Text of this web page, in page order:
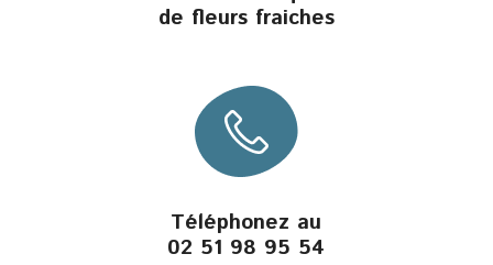
de fleurs fraiches
Téléphonez au
02 51 98 95 54